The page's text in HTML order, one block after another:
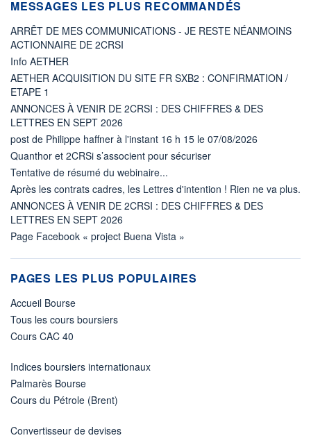
MESSAGES LES PLUS RECOMMANDÉS
ARRÊT DE MES COMMUNICATIONS - JE RESTE NÉANMOINS
ACTIONNAIRE DE 2CRSI
Info AETHER
AETHER ACQUISITION DU SITE FR SXB2 : CONFIRMATION /
ETAPE 1
ANNONCES À VENIR DE 2CRSI : DES CHIFFRES & DES
LETTRES EN SEPT 2026
post de Philippe haffner à l'instant 16 h 15 le 07/08/2026
Quanthor et 2CRSi s’associent pour sécuriser
Tentative de résumé du webinaire...
Après les contrats cadres, les Lettres d'intention ! Rien ne va plus.
ANNONCES À VENIR DE 2CRSI : DES CHIFFRES & DES
LETTRES EN SEPT 2026
Page Facebook « project Buena Vista »
PAGES LES PLUS POPULAIRES
Accueil Bourse
Tous les cours boursiers
Cours CAC 40
Indices boursiers internationaux
Palmarès Bourse
Cours du Pétrole (Brent)
Convertisseur de devises